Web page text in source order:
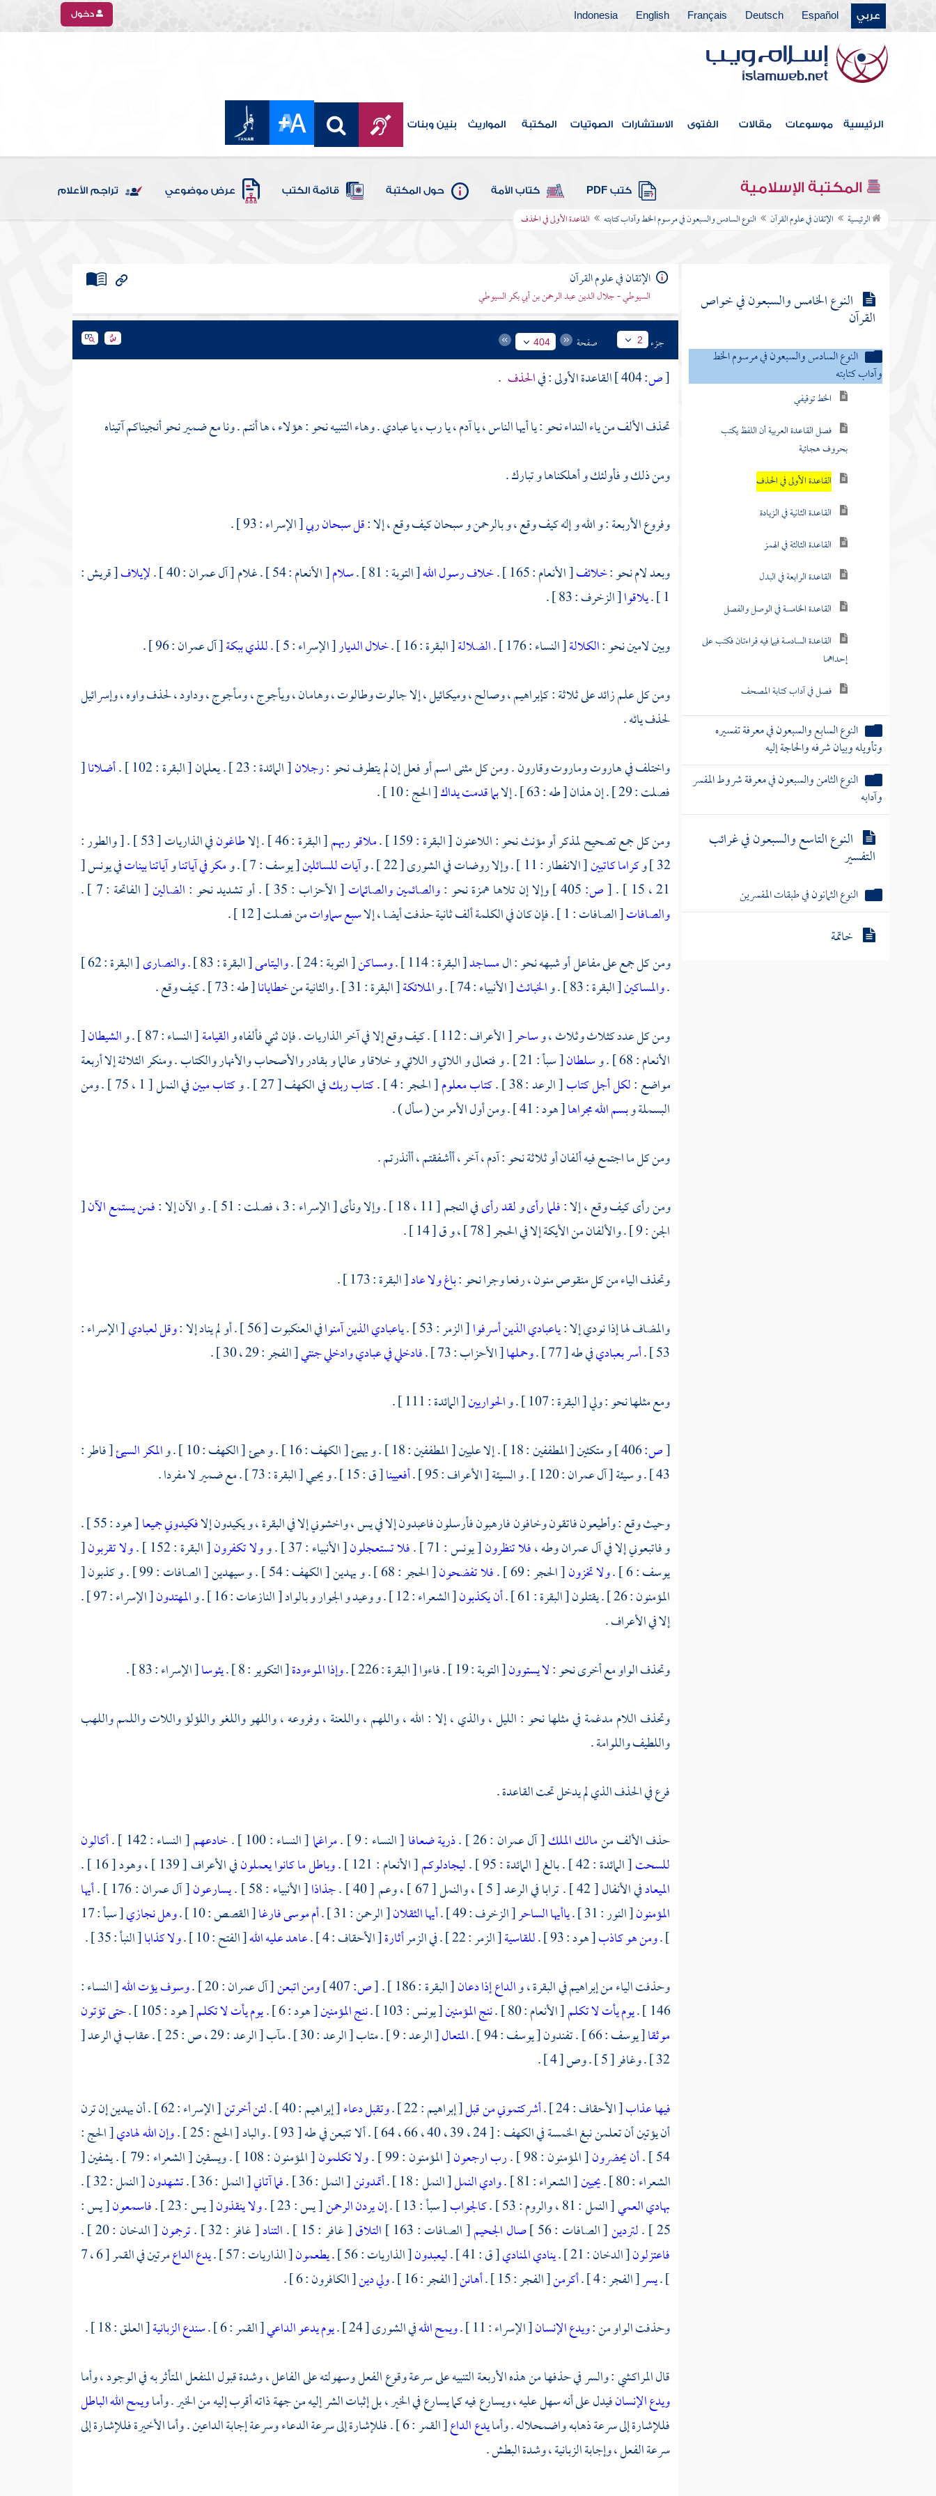
عربي Español
Deutsch
Français
English
Indonesia دخول
الرئيسية موسوعات مقالات الفتوى الاستشارات الصوتيات المكتبة المواريث بنين وبنات
المكتبة الإسلامية كتب PDF كتاب الأمة حول المكتبة قائمة الكتب عرض موضوعي تراجم الأعلام
الرئيسية الإتقان في علوم القرآن النوع السادس والسبعون في مرسوم الخط وآداب كتابته القاعدة الأولى في الحذف
النوع السبعون في المبهمات
النوع الحادي والسبعون في أسماء من
نزل فيهم القرآن
النوع الثاني والسبعون في فضائل القرآن
القرآن وفضائله
النوع الخامس والسبعون في خواص
القرآن
النوع السادس والسبعون في مرسوم الخط
وآداب كتابته
الخط توقيفي
فصل القاعدة العربية أن اللفظ يكتب
بحروف هجائية
القاعدة الأولى في الحذف
القاعدة الثانية في الزيادة
القاعدة الثالثة في الهمز
القاعدة الرابعة في البدل
القاعدة الخامسة في الوصل والفصل
القاعدة السادسة فيما فيه قراءتان فكتب على
إحداهما
فصل في آداب كتابة المصحف
النوع السابع والسبعون في معرفة تفسيره
وتأويله وبيان شرفه والحاجة إليه
النوع الثامن والسبعون في معرفة شروط المفسر
وآدابه
النوع التاسع والسبعون في غرائب
التفسير
النوع الثمانون في طبقات المفسرين
خاتمة
الإتقان في علوم القرآن
السيوطي - جلال الدين عبد الرحمن بن أبي بكر السيوطي
جزء 2 صفحة 404
[ص: القاعدة الأولى : فيالحذف .
تحذف الألف من ياء النداء نحو : يا أيها الناس ، يا آدم ، يا رب ، يا عبادي . وهاء التنبيه نحو : هؤلاء ، ها أنتم . ونا مع ضمير نحو أنجيناكم آتيناه
ومن ذلك و فأولئك و أهلكناها و تبارك .
وفروع الأربعة : و الله و إله كيف وقع ، و بالرحمن و سبحان كيف وقع ، إلا :قل سبحان ربي[ الإسراء : 93 ] .
وبعد لام نحو :خلائف[ الأنعام : 165 ] . خلاف رسول الله[ التوبة : 81 ] . سلام[ الأنعام : 54 ] . غلام [ آل عمران : 40 ] . لإيلاف[ قريش :
1 ] .
يلاقوا[ الزخرف : 83 ] .
وبين لامين نحو :الكلالة[ النساء : 176 ] . الضلالة[ البقرة : 16 ] . خلال الديار[ الإسراء : 5 ] . للذي ببكة[ آل عمران : 96 ] .
ومن كل علم زائد على ثلاثة :كإبراهيم ،وصالح ،وميكائيل ،إلاجالوتوطالوت ،وهامان ،ويأجوج ،ومأجوج ،وداود ،لحذف واوه ، وإسرائيل
لحذف يائه .
واختلف فيهاروتوماروتوقارون. ومن كل مثنى اسم أو فعل إن لم يتطرف نحو :رجلان[ المائدة : 23 ] . يعلمان [ البقرة : 102 ] . أضلانا[
فصلت : 29 ] . إن هذان [ طه : 63 ] . إلا
بما قدمت يداك[ الحج : 10 ] .
ومن كل جمع تصحيح لمذكر أو مؤنث نحو : اللاعنون [ البقرة : 159 ] .
ملاقو ربهم[ البقرة : 46 ] . إلا طاغون
في الذاريات [ 53 ] . [ والطور :
32 ] و
كراما كاتبين[ الانفطار : 11 ] . وإلا روضات في الشورى [ 22 ] . و آيات للسائلين[ يوسف : 7 ] . و مكر في آياتناوآياتنا بيناتفي يونس [
21 ، 15 ] .
[ص: وإلا إن تلاها همزة نحو :والصائمين والصائمات[ الأحزاب : 35 ] . أو تشديد نحو : الضالين[ الفاتحة : 7 ] .
والصافات[ الصافات : 1 ] . فإن كان في الكلمة ألف ثانية حذفت أيضا ، إلا سبع سماواتمن فصلت [ 12 ] .
ومن كل جمع على مفاعل أو شبهه نحو : المساجد[ البقرة : 114 ] . ومساكن[ التوبة : 24 ] . واليتامى[ البقرة : 83 ] . والنصارى
[ البقرة : 62 ]
.والمساكين[ البقرة : 83 ] . و الخبائث[ الأنبياء : 74 ] . و الملائكة[ البقرة : 31 ] . والثانية من خطايانا[ طه : 73 ] . كيف وقع .
ومن كل عدد كثلاث وثلاث ، وساحر[ الأعراف : 112 ] . كيف وقع إلا في آخر الذاريات . فإن ثني فألفاه و القيامة[ النساء : 87 ] . و الشيطان[
الأنعام : 68 ] . و
سلطان
[ سبأ : 21 ] . و فتعالى و اللاتي و اللائي و خلاقا و عالما و بقادر والأصحاب والأنهار والكتاب . ومنكر الثلاثة إلا أربعة
مواضع :لكل أجل كتاب[ الرعد : 38 ] . كتاب معلوم[ الحجر : 4 ] . كتاب ربكفي الكهف [ 27 ] . و كتاب مبين
في النمل [ 1 ، 75 ] . ومن
البسملة وبسم الله مجراها[ هود : 41 ] . ومن أول الأمر من ( سأل ) .
ومن كل ما اجتمع فيه ألفان أو ثلاثة نحو : آدم ، آخر ، أأشفقتم ، أأنذرتم .
ومن رأى كيف وقع ، إلا :فلما رأىولقد رأىفي النجم [ 11 ، 18 ] . وإلا ونأى [ الإسراء : 3 ، فصلت : 51 ] . و الآن إلا : فمن يستمع الآن[
الجن : 9 ] . والألفان من الأيكة إلا في الحجر [ 78 ] ، و ق [ 14 ] .
وتحذف الياء من كل منقوص منون ، رفعا وجرا نحو :باغ ولا عاد[ البقرة : 173 ] .
والمضاف لها إذا نودي إلا :ياعبادي الذين أسرفوا[ الزمر : 53 ] . ياعبادي الذين آمنوافي العنكبوت [ 56 ] . أو لم يناد إلا : وقل لعبادي[ الإسراء :
53 ] . أسر بعباديفي طه [ 77 ] . وحملها[ الأحزاب : 73 ] . فادخلي في عبادي وادخلي جنتي[ الفجر : 29 ، 30 ] .
ومع مثلها نحو : ولي [ البقرة : 107 ] . و
الحواريين[ المائدة : 111 ] .
[ص:406 ] و متكئين [ المطففين : 18 ] . إلا عليين [ المطففين : 18 ] . و يهيئ [ الكهف : 16 ] . و هيئ [ الكهف : 10 ] . و المكر السيئ[ فاطر :
43 ] . و سيئة [ آل عمران : 120 ] . و السيئة [ الأعراف : 95 ] .
أفعيينا[ ق : 15 ] . و يحيي [ البقرة : 73 ] . مع ضمير لا مفردا .
وحيث وقع : وأطيعون فاتقون وخافون فارهبون فأرسلون فاعبدون إلا في يس ، واخشوني إلا في البقرة ، و يكيدون إلافكيدوني جميعا
[ هود : 55 ] .
و فاتبعوني إلا في آل عمران وطه ،فلا تنظرون[ يونس : 71 ] . فلا تستعجلون[ الأنبياء : 37 ] . و ولا تكفرون[ البقرة : 152 ] . ولا تقربون[
يوسف : 6 ] .
ولا تخزون[ الحجر : 69 ] . فلا تفضحون
[ الحجر : 68 ] . و يهدين [ الكهف : 54 ] . و سيهدين [ الصافات : 99 ] . و كذبون [
المؤمنون : 26 ] . يقتلون [ البقرة : 61 ] .
أن يكذبون[ الشعراء : 12 ] . و وعيد و الجوار و بالواد [ النازعات : 16 ] . و المهتدون
[ الإسراء : 97 ] .
إلا في الأعراف .
وتحذف الواو مع أخرى نحو :لا يستوون[ التوبة : 19 ] . فاءوا [ البقرة : 226 ] . وإذا الموءودة[ التكوير : 8 ] . يئوسا[ الإسراء : 83 ] .
وتحذف اللام مدغمة في مثلها نحو : الليل ، والذي ، إلا : الله ، واللهم ، واللعنة ، وفروعه ، واللهو واللغو واللؤلؤ واللات واللمم واللهب
واللطيف واللوامة .
فرع في الحذف الذي لم يدخل تحت القاعدة .
حذف الألف منمالك الملك[ آل عمران : 26 ] . ذرية ضعافا[ النساء : 9 ] . مراغما[ النساء : 100 ] . خادعهم[ النساء : 142 ] .
أكالون
للسحت[ المائدة : 42 ] . بالغ [ المائدة : 95 ] . ليجادلوكم[ الأنعام : 121 ] . وباطل ما كانوا يعملونفي الأعراف [ 139 ] ، وهود [ 16 ] .
الميعادفي الأنفال [ 42 ] . ترابا في الرعد [ 5 ] ، والنمل [ 67 ] ، وعم [ 40 ] . جذاذا[ الأنبياء : 58 ] . يسارعون[ آل عمران : 176 ] .
أيها
المؤمنون[ النور : 31 ] . ياأيها الساحر[ الزخرف : 49 ] . أيها الثقلان[ الرحمن : 31 ] . أم موسى فارغا[ القصص : 10 ] . وهل نجازي
[ سبأ : 17
] .ومن هو كاذب[ هود : 93 ] . للقاسية[ الزمر : 22 ] . في الزمر أثارة[ الأحقاف : 4 ] . عاهد عليه الله[ الفتح : 10 ] . ولا كذابا[ النبأ : 35 ] .
وحذفت الياء من إبراهيم في البقرة ، والداع إذا دعان[ البقرة : 186 ] . [ص: ومن اتبعن[ آل عمران : 20 ] . وسوف يؤت الله[ النساء :
146 ] .
يوم يأت لا تكلم[ الأنعام : 80 ] . ننج المؤمنين[ يونس : 103 ] . ننج المؤمنين[ هود : 6 ] . يوم يأت لا تكلم[ هود : 105 ] .
حتى تؤتون
موثقا[ يوسف : 66 ] . تفندون [ يوسف : 94 ] . المتعال
[ الرعد : 9 ] . متاب [ الرعد : 30 ] . مآب [ الرعد : 29 ، ص : 25 ] . عقاب في الرعد [
32 ] . وغافر [ 5 ] . وص [ 4 ] .
فيها عذاب[ الأحقاف : 24 ] . أشركتموني من قبل[ إبراهيم : 22 ] . وتقبل دعاء[ إبراهيم : 40 ] . لئن أخرتن
[ الإسراء : 62 ] . أن يهدين إن ترن
أن يؤتين أن تعلمن نبغ الخمسة في الكهف : [ 24 ، 39 ، 40 ، 66 ، 64 ] . ألا تتبعن في طه [ 93 ] . والباد [ الحج : 25 ] .
وإن الله لهادي[ الحج :
54 ] .
أن يحضرون[ المؤمنون : 98 ] . رب ارجعون[ المؤمنون : 99 ] . ولا تكلمون
[ المؤمنون : 108 ] . ويسقين [ الشعراء : 79 ] . يشفين [
الشعراء : 80 ] .
يحيين[ الشعراء : 81 ] . وادي النمل[ النمل : 18 ] . أتمدونن[ النمل : 36 ] . فما آتاني[ النمل : 36 ] . تشهدون[ النمل : 32 ] .
بهادي العمي[ النمل : 81 ، والروم : 53 ] . كالجواب[ سبأ : 13 ] . إن يردن الرحمن[ يس : 23 ] . ولا ينقذون[ يس : 23 ] . فاسمعون[ يس :
25 ] .
لتردين[ الصافات : 56 ] صال الجحيم[ الصافات : 163 ] التلاق[ غافر : 15 ] . التناد[ غافر : 32 ] . ترجمون[ الدخان : 20 ] .
فاعتزلون[ الدخان : 21 ] . ينادي المنادي[ ق : 41 ] . ليعبدون[ الذاريات : 56 ] . يطعمون[ الذاريات : 57 ] . يدع الداع
مرتين في القمر [ 6 ، 7
] .يسر[ الفجر : 4 ] . أكرمن[ الفجر : 15 ] . أهانن[ الفجر : 16 ] . ولي دين[ الكافرون : 6 ] .
وحذفت الواو من :ويدع الإنسان[ الإسراء : 11 ] . ويمح اللهفي الشورى [ 24 ] . يوم يدعو الداعي[ القمر : 6 ] . سندع الزبانية[ العلق : 18 ] .
قالالمراكشي: والسر في حذفها من هذه الأربعة التنبيه على سرعة وقوع الفعل وسهولته على الفاعل ، وشدة قبول المنفعل المتأثر به في الوجود ، وأما
ويدع الإنسانفيدل على أنه سهل عليه ، ويسارع فيه كما يسارع في الخير ، بل إثبات الشر إليه من جهة ذاته أقرب إليه من الخير . وأماويمح الله الباطل
فللإشارة إلى سرعة ذهابه واضمحلاله . وأمايدع الداع
[ القمر : 6 ] . فللإشارة إلى سرعة الدعاء وسرعة إجابة الداعين . وأما الأخيرة فللإشارة إلى
سرعة الفعل ، وإجابة الزبانية ، وشدة البطش .